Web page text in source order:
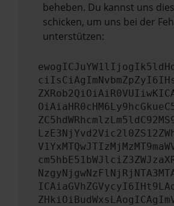
beheben. Du kannst uns
schicken, um uns bei der
unterstützen: